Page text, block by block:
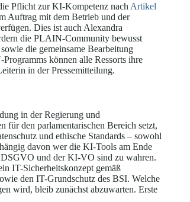
Pflicht zur KI-Kompetenz nach Artikel
Auftrag mit dem Betrieb und der
Dies ist auch Alexandra
die PLAIN-Community bewusst
die gemeinsame Bearbeitung
können alle Ressorts ihre
in der Pressemitteilung.
in der Regierung und
für den parlamentarischen Bereich setzt,
und ethische Standards – sowohl
davon wer die KI-Tools am Ende
DSGVO und der KI-VO sind zu wahren.
IT-Sicherheitskonzept gemäß
den IT-Grundschutz des BSI. Welche
wird, bleib zunächst abzuwarten. Erste